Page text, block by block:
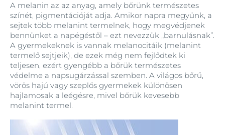
A melanin az az anyag, amely bőrünk természetes
színét, pigmentációját adja. Amikor napra megyünk, a
sejtek több melanint termelnek, hogy megvédjenek
bennünket a napégéstől – ezt nevezzük „barnulásnak”.
A gyermekeknek is vannak melanocitáik (melanint
termelő sejtjeik), de ezek még nem fejlődtek ki
teljesen, ezért gyengébb a bőrük természetes
védelme a napsugárzással szemben. A világos bőrű,
vörös hajú vagy szeplős gyermekek különösen
hajlamosak a leégésre, mivel bőrük kevesebb
melanint termel.